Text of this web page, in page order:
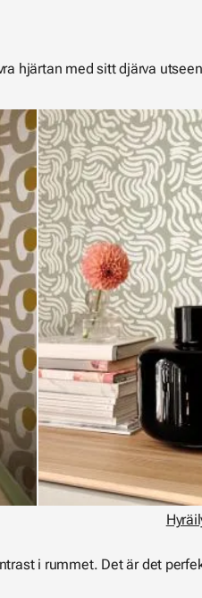
hjärtan med sitt djärva
i rummet. Det är det